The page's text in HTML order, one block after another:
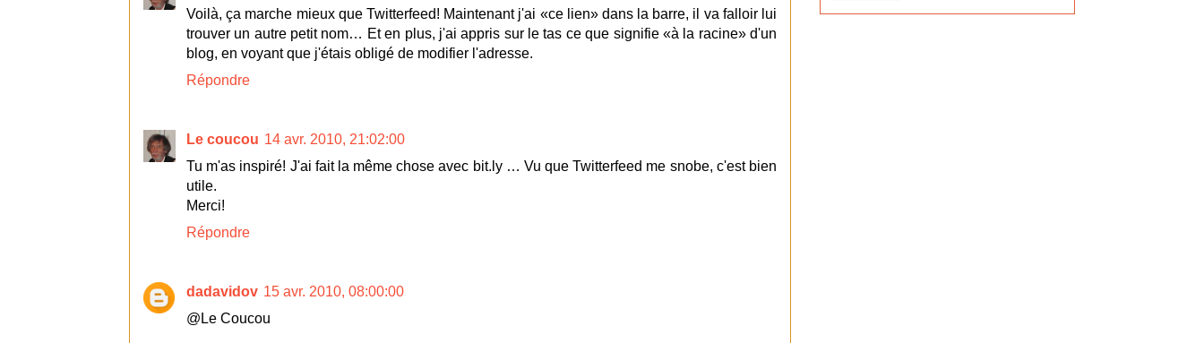
Voilà, ça marche mieux que Twitterfeed! Maintenant j'ai «ce lien» dans la barre, il va falloir lui
trouver un autre petit nom… Et en plus, j'ai appris sur le tas ce que signifie «à la racine» d'un
blog, en voyant que j'étais obligé de modifier l'adresse.
Répondre
Le coucou 14 avr. 2010, 21:02:00
Tu m'as inspiré! J'ai fait la même chose avec bit.ly … Vu que Twitterfeed me snobe, c'est bien
utile.
Merci!
Répondre
dadavidov 15 avr. 2010, 08:00:00
@Le Coucou